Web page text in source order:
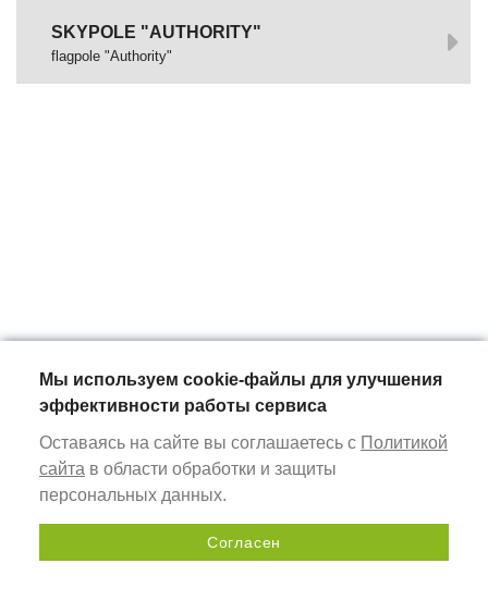
SKYPOLE "AUTHORITY"
flagpole "Authority"
Send a request
Мы используем cookie-файлы для улучшения
эффективности работы сервиса
Оставаясь на сайте вы соглашаетесь с Политикой
сайта в области обработки и защиты
персональных данных.
Согласен